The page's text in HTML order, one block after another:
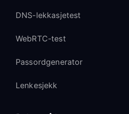
DNS-lekkasjetest
WebRTC-test
Passordgenerator
Lenkesjekk